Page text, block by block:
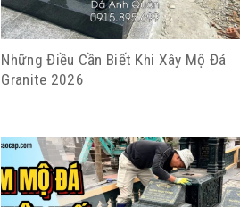
Những Điều Cần Biết Khi Xây Mộ Đá
Granite 2026